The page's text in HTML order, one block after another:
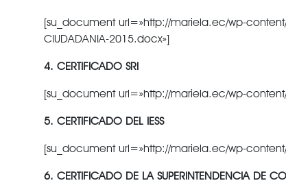
[su_document url=»http://mariela.ec/wp-content/
CIUDADANIA-2015.docx»]
4. CERTIFICADO SRI
[su_document url=»http://mariela.ec/wp-content/
5. CERTIFICADO DEL IESS
[su_document url=»http://mariela.ec/wp-content/
6. CERTIFICADO DE LA SUPERINTENDENCIA DE